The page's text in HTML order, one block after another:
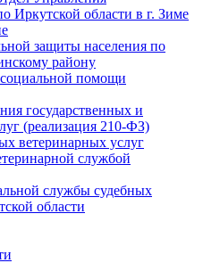
Иркутской области в г. Зиме
защиты населения по
району
помощи
государственных и
(реализация 210-ФЗ)
ветеринарных услуг
службой
службы судебных
области